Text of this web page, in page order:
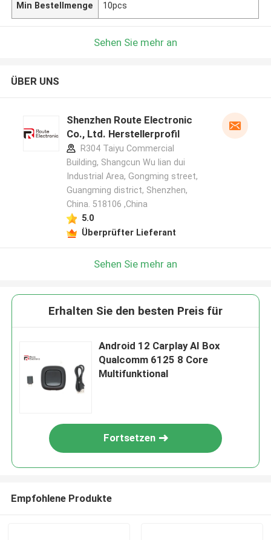
Min Bestellmenge 10pcs
Sehen Sie mehr an
ÜBER UNS
Shenzhen Route Electronic
Co., Ltd. Herstellerprofil
R304 Taiyu Commercial
Building, Shangcun Wu lian dui
Industrial Area, Gongming street,
Guangming district, Shenzhen,
China. 518106 ,China
5.0
Überprüfter Lieferant
Sehen Sie mehr an
Erhalten Sie den besten Preis für
Android 12 Carplay AI Box
Qualcomm 6125 8 Core
Multifunktional
Fortsetzen
Empfohlene Produkte